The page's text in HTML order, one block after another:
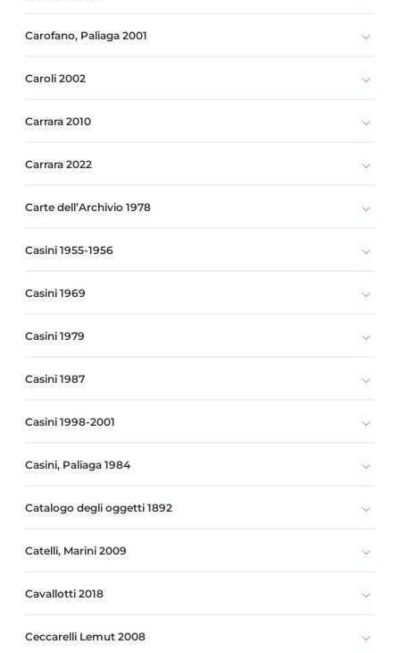
Carofano, Paliaga 2001
Caroli 2002
Carrara 2010
Carrara 2022
Carte dell’Archivio 1978
Casini 1955-1956
Casini 1969
Casini 1979
Casini 1987
Casini 1998-2001
Casini, Paliaga 1984
Catalogo degli oggetti 1892
Catelli, Marini 2009
Cavallotti 2018
Ceccarelli Lemut 2008